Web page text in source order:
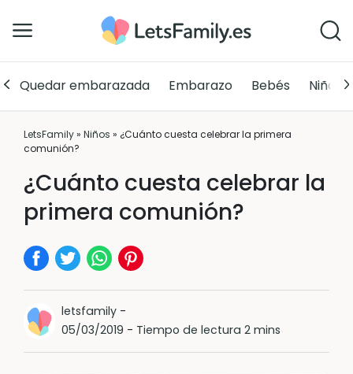
Quedar embarazada Embarazo Bebés Niños
LetsFamily» Niños » ¿Cuánto cuesta celebrar la primera
comunión?
¿Cuánto cuesta celebrar la
primera comunión?
letsfamily -
05/03/2019 - Tiempo de lectura 2 mins